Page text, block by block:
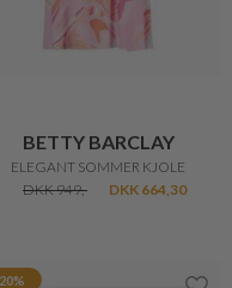
BETTY BARCLAY
ELEGANT SOMMER KJOLE
DKK 949,-
DKK 664,30
20%